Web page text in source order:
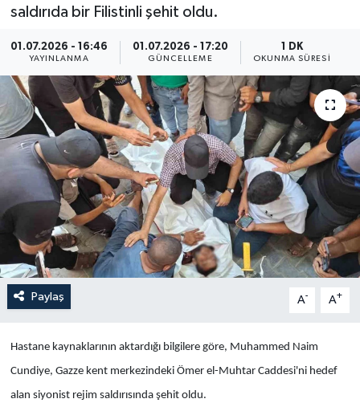
saldırıda bir Filistinli şehit oldu.
01.07.2026 - 16:46
YAYINLANMA
01.07.2026 - 17:20
GÜNCELLEME
1 DK
OKUNMA SÜRESI
Paylaş A- A+
Hastane kaynaklarının aktardığı bilgilere göre, Muhammed Naim
Cundiye, Gazze kent merkezindeki Ömer el-Muhtar Caddesi'ni hedef
alan siyonist rejim saldırısında şehit oldu.
Yaşam
Anali̇z
Bi̇li̇m & Teknoloji̇
Dünya
Eği̇ti̇m